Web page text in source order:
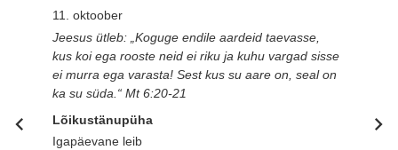
11. oktoober
Jeesus ütleb: „Koguge endile aardeid taevasse,
kus koi ega rooste neid ei riku ja kuhu vargad sisse
ei murra ega varasta! Sest kus su aare on, seal on
ka su süda.“ Mt 6:20-21
Lõikustänupüha
Igapäevane leib